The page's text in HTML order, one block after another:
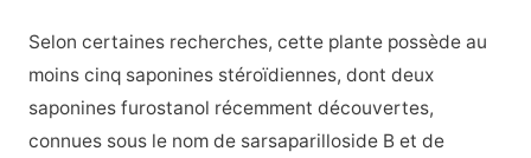
Selon certaines recherches, cette plante possède au
moins cinq saponines stéroïdiennes, dont deux
saponines furostanol récemment découvertes,
connues sous le nom de sarsaparilloside B et de